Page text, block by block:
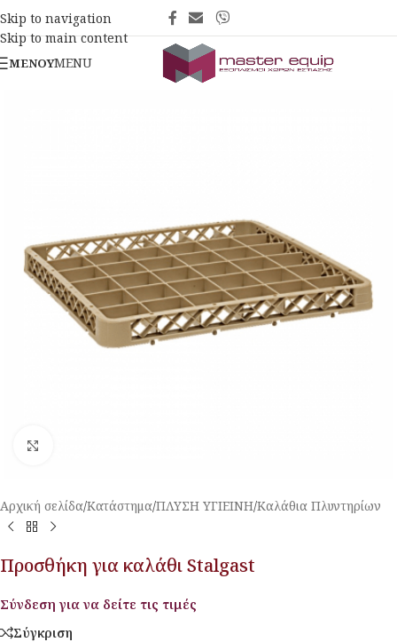
Skip to navigation
Skip to main content
ΜΕΝΟΎMENU
Αρχική σελίδα/Κατάστημα/ΠΛΥΣΗ ΥΓΙΕΙΝΗ/Καλάθια Πλυντηρίων
Προσθήκη για καλάθι Stalgast
Σύνδεση για να δείτε τις τιμές
Σύγκριση